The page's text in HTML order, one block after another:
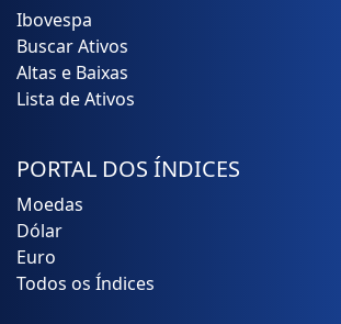
Ibovespa
Buscar Ativos
Altas e Baixas
Lista de Ativos
PORTAL DOS ÍNDICES
Moedas
Dólar
Euro
Todos os Índices